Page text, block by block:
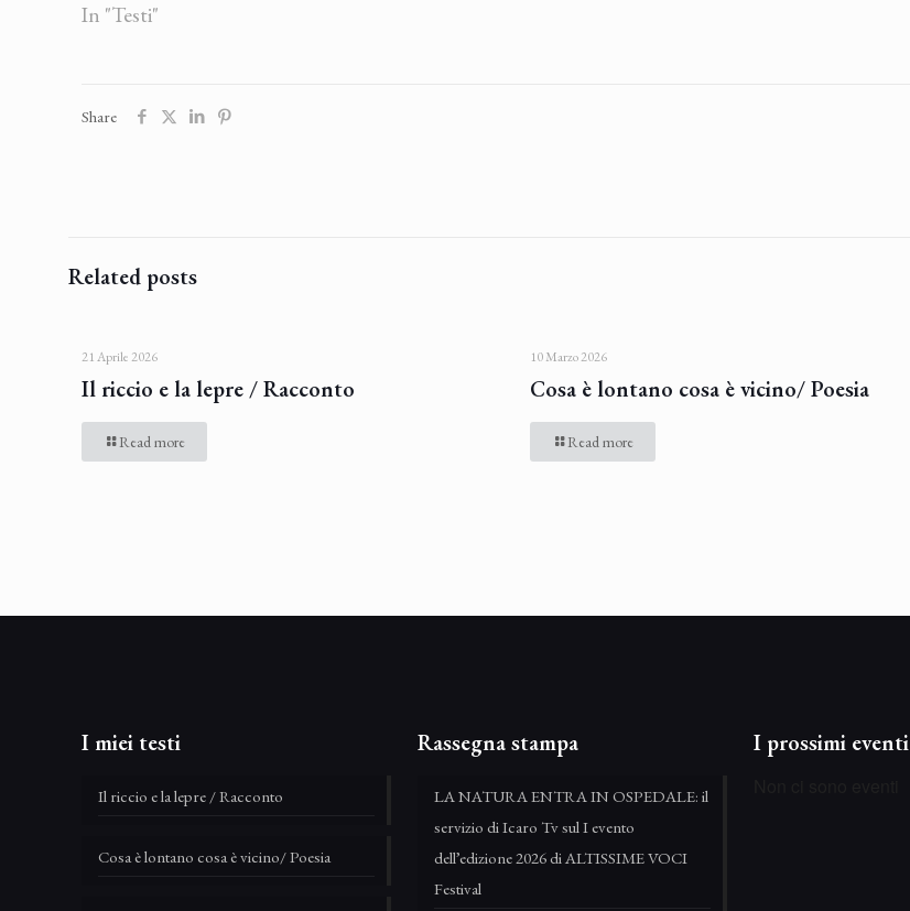
In "Testi"
Share
Related posts
21 Aprile 2026
Il riccio e la lepre / Racconto
Read more
10 Marzo 2026
Cosa è lontano cosa è vicino/ Poesia
Read more
I miei testi
Il riccio e la lepre / Racconto
Cosa è lontano cosa è vicino/ Poesia
Rassegna stampa
LA NATURA ENTRA IN OSPEDALE: il
servizio di Icaro Tv sul I evento
dell’edizione 2026 di ALTISSIME VOCI
Festival
I prossimi eventi